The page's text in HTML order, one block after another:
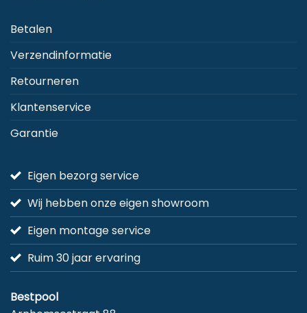
Betalen
Verzendinformatie
Retourneren
Klantenservice
Garantie
Eigen bezorg service
Wij hebben onze eigen showroom
Eigen montage service
Ruim 30 jaar ervaring
Bestpool